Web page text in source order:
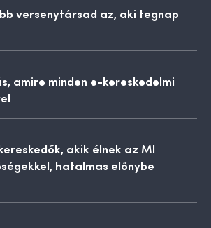
versenytársad az, aki tegnap
amire minden e-kereskedelmi
akik élnek az MI
hatalmas előnybe